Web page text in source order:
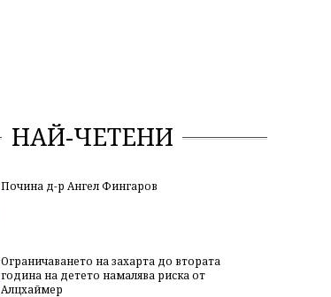
НАЙ-ЧЕТЕНИ
Почина д-р Ангел Фингаров
Ограничаването на захарта до втората
година на детето намалява риска от
Алцхаймер